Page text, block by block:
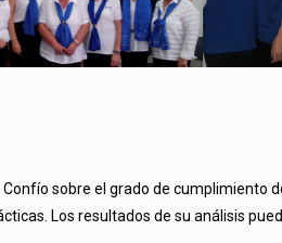
sobre el grado de cumplimiento
Los resultados de su análisis